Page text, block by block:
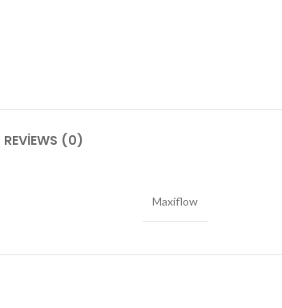
REVIEWS (0)
Maxiflow